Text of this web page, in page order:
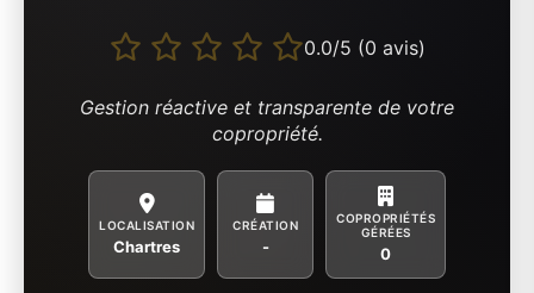
0.0/5 (0 avis)
Gestion réactive et transparente de votre
copropriété.
LOCALISATION
Chartres
CRÉATION
-
COPROPRIÉTÉS
GÉRÉES
0